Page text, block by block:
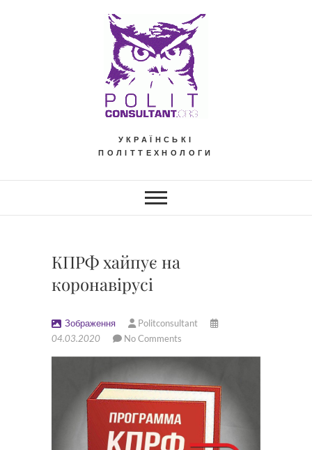
УКРАЇНСЬКІ
ПОЛІТТЕХНОЛОГИ
КПРФ хайпує на
коронавірусі
Зображення
Politconsultant
04.03.2020
No Comments